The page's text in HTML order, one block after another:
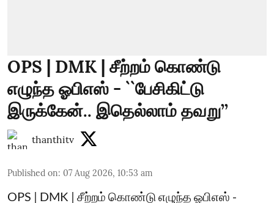
OPS | DMK | சீற்றம் கொண்டு
எழுந்த ஓபிஎஸ் - ``பேசிகிட்டு
இருக்கேன்.. இதெல்லாம் தவறு’’
thanthitv
Published on: 07 Aug 2026, 10:53 am
OPS | DMK | சீற்றம் கொண்டு எழுந்த ஓபிஎஸ் -